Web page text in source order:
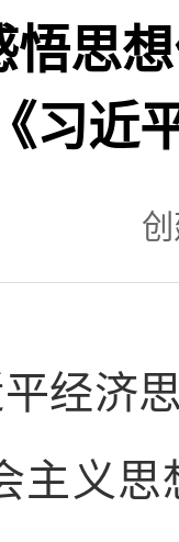
悟思
习近
经济
主义